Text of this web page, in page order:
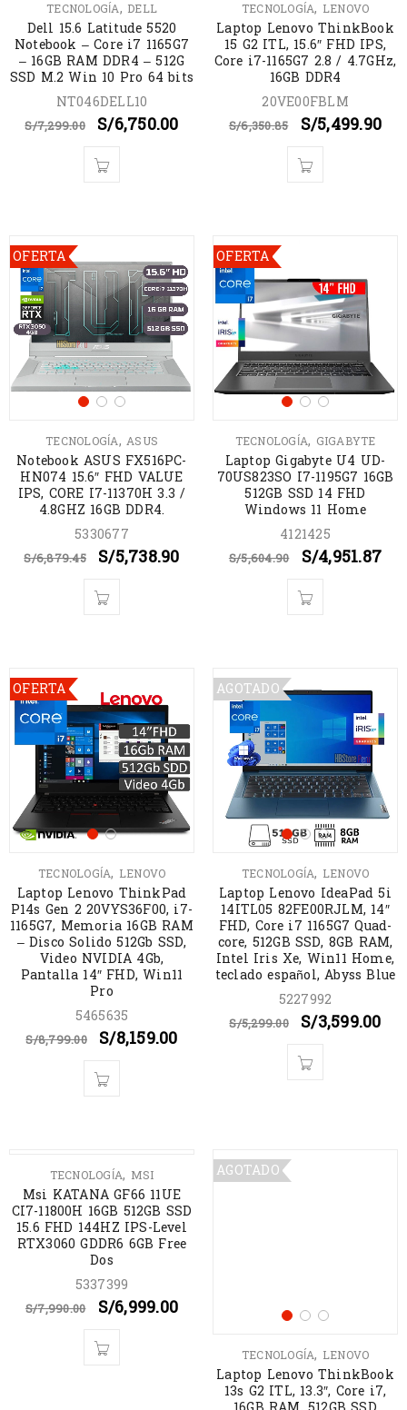
TECNOLOGÍA, DELL
Dell 15.6 Latitude 5520
Notebook – Core i7 1165G7
– 16GB RAM DDR4 – 512G
SSD M.2 Win 10 Pro 64 bits
NT046DELL10
S/7,299.00 S/6,750.00
TECNOLOGÍA, LENOVO
Laptop Lenovo ThinkBook
15 G2 ITL, 15.6″ FHD IPS,
Core i7-1165G7 2.8 / 4.7GHz,
16GB DDR4
20VE00FBLM
S/6,350.85 S/5,499.90
OFERTA
TECNOLOGÍA, ASUS
Notebook ASUS FX516PC-
HN074 15.6″ FHD VALUE
IPS, CORE I7-11370H 3.3 /
4.8GHZ 16GB DDR4.
5330677
S/6,879.45 S/5,738.90
OFERTA
TECNOLOGÍA, GIGABYTE
Laptop Gigabyte U4 UD-
70US823SO I7-1195G7 16GB
512GB SSD 14 FHD
Windows 11 Home
4121425
S/5,604.90 S/4,951.87
OFERTA
TECNOLOGÍA, LENOVO
Laptop Lenovo ThinkPad
P14s Gen 2 20VYS36F00, i7-
1165G7, Memoria 16GB RAM
– Disco Solido 512Gb SSD,
Video NVIDIA 4Gb,
Pantalla 14″ FHD, Win11
Pro
5465635
S/8,799.00 S/8,159.00
AGOTADO
TECNOLOGÍA, LENOVO
Laptop Lenovo IdeaPad 5i
14ITL05 82FE00RJLM, 14″
FHD, Core i7 1165G7 Quad-
core, 512GB SSD, 8GB RAM,
Intel Iris Xe, Win11 Home,
teclado español, Abyss Blue
5227992
S/5,299.00 S/3,599.00
OFERTATECNOLOGÍA, MSI
Msi KATANA GF66 11UE
CI7-11800H 16GB 512GB SSD
15.6 FHD 144HZ IPS-Level
RTX3060 GDDR6 6GB Free
Dos
5337399
S/7,990.00 S/6,999.00
AGOTADO
TECNOLOGÍA, LENOVO
Laptop Lenovo ThinkBook
13s G2 ITL, 13.3″, Core i7,